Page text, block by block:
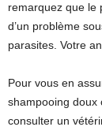
remarquez que le
d’un problème
parasites. Votre
Pour vous en
shampooing doux
consulter un